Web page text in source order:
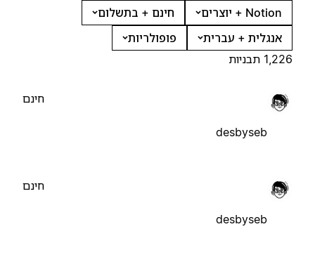
Notion + יוצרים
חינם + בתשלום
אנגלית + עברית
פופולריות
1,226 תבניות
desbyseb
חינם
desbyseb
חינם